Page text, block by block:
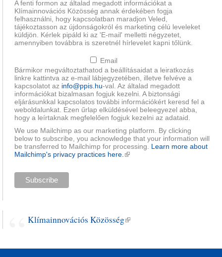
A fenti formon az általad megadott információkat a
Klímainnovációs Közösség annak érdekében fogja
felhasználni, hogy kapcsolatban maradjon Veled,
tájékoztasson az újdonságokról és marketing célú leveleket
küldjön. Kérlek pipáld ki az 'E-mail' melletti négyzetet,
amennyiben továbbra is szeretnél hírlevelet kapni tőlünk.
Email
Bármikor megváltoztathatod a beállításaidat a leiratkozás
linkre kattintva az e-mail lábjegyzetében, illetve felvéve a
kapcsolatot az info@ppis.hu-val. Az általad megadott
információkat bizalmasan fogjuk kezelni. A biztonsági
eljárásunkkal kapcsolatos további információkért keresd fel a
weboldalunkat. Ezen űrlap elküldésével beleegyezel abba,
hogy a leírtaknak megfelelően fogjuk kezelni az adataid.
We use Mailchimp as our marketing platform. By clicking
below to subscribe, you acknowledge that your information will
be transferred to Mailchimp for processing. Learn more about
Mailchimp's privacy practices here. (külső hivatkozás)
Klímainnovációs Közösség(külső hivatkozás)